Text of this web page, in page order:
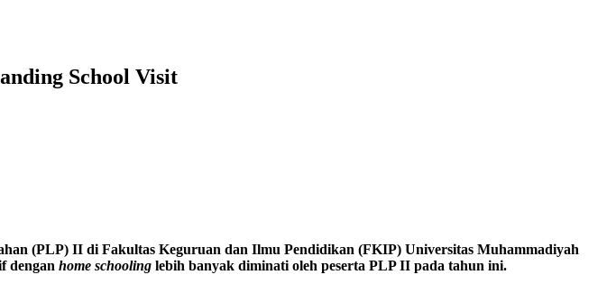
School Visit
(PLP) II di Fakultas Keguruan dan Ilmu Pendidikan (FKIP) Universitas Muhammadiyah
dengan home schooling lebih banyak diminati oleh peserta PLP II pada tahun ini.